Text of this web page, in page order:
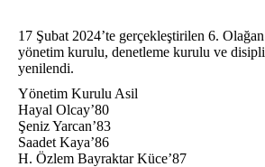
17 Şubat 2024’te gerçekleştirilen 6.
yönetim kurulu, denetleme kurulu ve
yenilendi.
Yönetim Kurulu Asil
Hayal Olcay’80
Şeniz Yarcan’83
Saadet Kaya’86
H. Özlem Bayraktar Küce’87